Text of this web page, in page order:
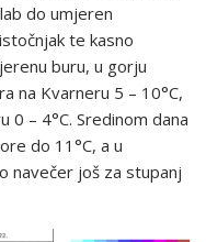
do umjeren
te kasno
buru, u gorju
na Kvarneru 5 – 10°C,
0 – 4°C. Sredinom dana
do 11°C, a u
navečer još za stupanj